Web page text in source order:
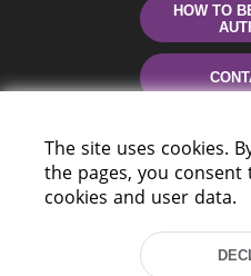
HOW TO
The site uses cookies.
the pages, you
cookies and user data.